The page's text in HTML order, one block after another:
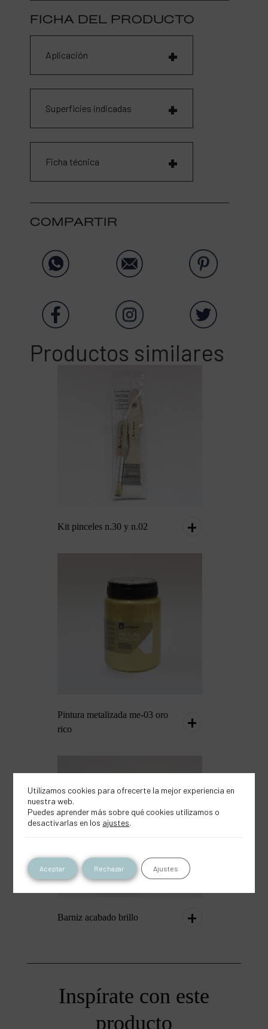
FICHA DEL PRODUCTO
Aplicación
Superficies indicadas
Ficha técnica
COMPARTIR
Productos similares
Kit pinceles n.30 y n.02
Pintura metalizada me-03 oro
rico
Barniz acabado brillo
Inspírate con este
producto
Utilizamos cookies para ofrecerte la mejor experiencia en
nuestra web.
Puedes aprender más sobre qué cookies utilizamos o
desactivarlas en los ajustes.
Aceptar Rechazar Ajustes